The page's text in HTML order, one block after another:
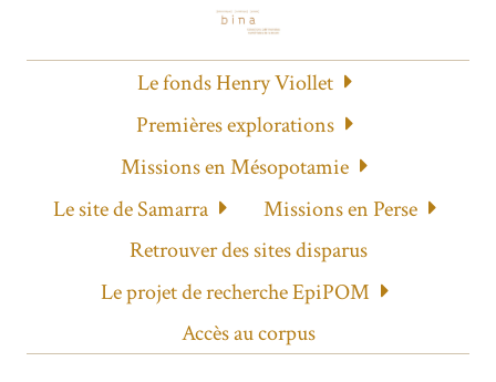
Le fonds Henry Viollet
Premières explorations
Missions en Mésopotamie
Le site de Samarra
Missions en Perse
Retrouver des sites disparus
Le projet de recherche EpiPOM
Accès au corpus